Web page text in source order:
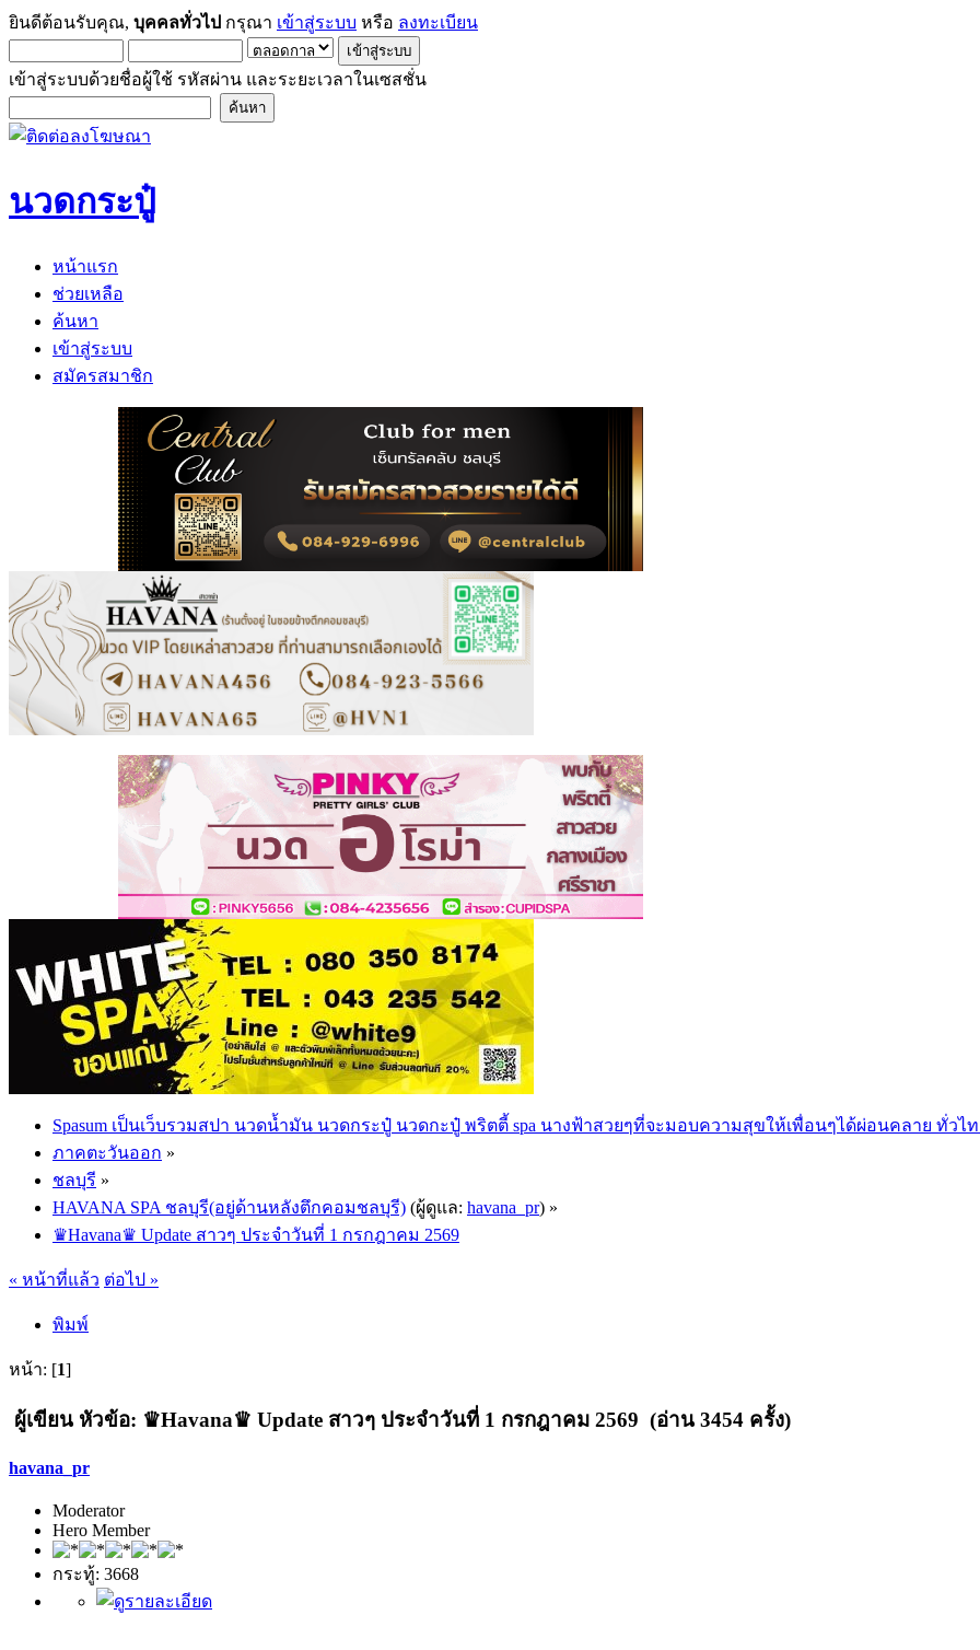
ยินดีต้อนรับคุณ, บุคคลทั่วไป กรุณา เข้าสู่ระบบ หรือ ลงทะเบียน
เข้าสู่ระบบด้วยชื่อผู้ใช้ รหัสผ่าน และระยะเวลาในเซสชั่น
นวดกระปู๋
หน้าแรก
ช่วยเหลือ
ค้นหา
เข้าสู่ระบบ
สมัครสมาชิก
Spasum เป็นเว็บรวมสปา นวดน้ำมัน นวดกระปู๋ นวดกะปู๋ พริตตี้ spa นางฟ้าสวยๆที่จะมอบความสุขให้เพื่อนๆได้ผ่อนคลาย ทั่วไ
ภาคตะวันออก »
ชลบุรี »
HAVANA SPA ชลบุรี(อยู่ด้านหลังตึกคอมชลบุรี) (ผู้ดูแล: havana_pr) »
♛Havana♛ Update สาวๆ ประจำวันที่ 1 กรกฎาคม 2569
« หน้าที่แล้ว ต่อไป »
พิมพ์
หน้า: [1]
ผู้เขียน หัวข้อ: ♛Havana♛ Update สาวๆ ประจำวันที่ 1 กรกฎาคม 2569 (อ่าน 3454 ครั้ง)
havana_pr
Moderator
Hero Member
กระทู้: 3668